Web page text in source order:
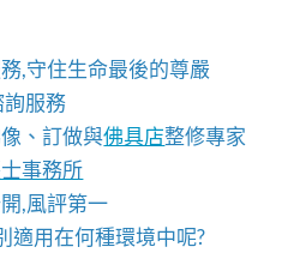
,守住生命最後的尊嚴
服務
像、訂做與佛具店整修專家
事務所
,風評第一
適用在何種環境中呢?